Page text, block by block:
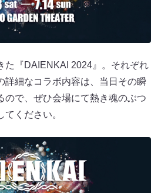
た『DAIENKAI 2024』。それぞれ
詳細なコラボ内容は、当日その瞬
ので、ぜひ会場にて熱き魂のぶつ
ください。